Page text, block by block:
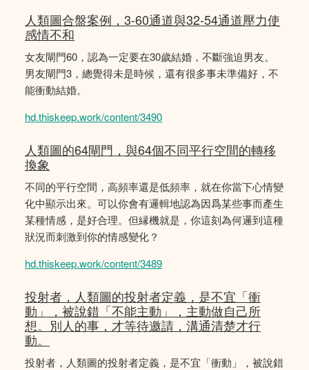
人類圖合盤案例，3-60通道與32-54通道壓力使
感情不和
女友閘門60，認為一定要在30歲結婚，不斷強迫男友。
男友閘門3，總覺得未是時候，還有很多事未準備好，不
能衝動結婚。
hd.thiskeep.work/content/3490
人類圖的64閘門，與64個不同平行空間的轉移
換象
不同的平行空間，高頻率還是低頻率，就在你當下心情變
化中顯示出來。可以你會有邏輯地認為因爲某些事而產生
某種情感，是好合理。但縁機就是，你這刻為何邏到這種
狀況而刺激到你的情感變化？
hd.thiskeep.work/content/3489
投射者，人類圖的投射者定義，是不宜「衝
動」，被說錯「不能主動」，主動做自己所
想。別人的事，才等待邀請，溝通清楚才行
動。
投射者，人類圖的投射者定義，是不宜「衝動」，被說錯